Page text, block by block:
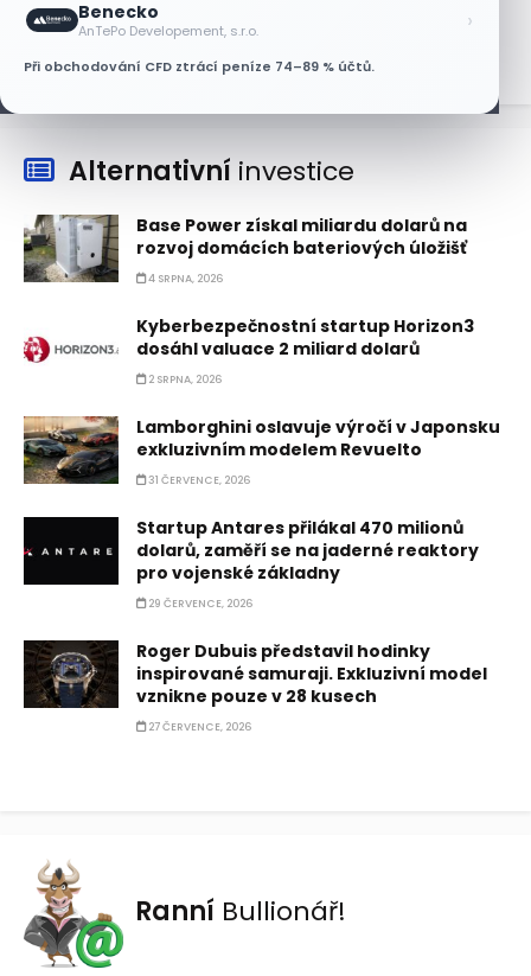
Benecko
AnTePo Developement, s.r.o. ›
Při obchodování CFD ztrácí peníze 74–89 % účtů.
6 SRPNA, 2026
Alternativní investice
Base Power získal miliardu dolarů na
rozvoj domácích bateriových úložišť
4 SRPNA, 2026
Kyberbezpečnostní startup Horizon3
dosáhl valuace 2 miliard dolarů
2 SRPNA, 2026
Lamborghini oslavuje výročí v Japonsku
exkluzivním modelem Revuelto
31 ČERVENCE, 2026
Startup Antares přilákal 470 milionů
dolarů, zaměří se na jaderné reaktory
pro vojenské základny
29 ČERVENCE, 2026
Roger Dubuis představil hodinky
inspirované samuraji. Exkluzivní model
vznikne pouze v 28 kusech
27 ČERVENCE, 2026
Ranní Bullionář!